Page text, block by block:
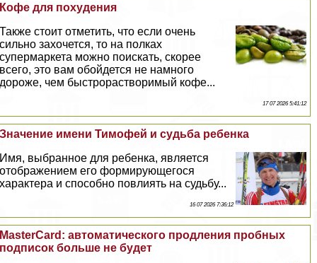
Кофе для похудения
Также стоит отметить, что если очень
сильно захочется, то на полках
супермаркета можно поискать, скорее
всего, это вам обойдется не намного
дороже, чем быстрорастворимый кофе...
17 07 2026 5:41:12
Значение имени Тимофей и судьба ребенка
Имя, выбранное для ребенка, является
отображением его формирующегося
хаpaктера и способно повлиять на судьбу...
16 07 2026 7:36:12
MasterCard: автоматического продления пробных
подписок больше не будет